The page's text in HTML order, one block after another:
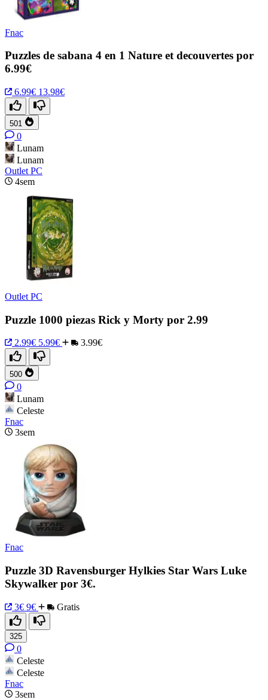
Fnac
Puzzles de sabana 4 en 1 Nature et decouvertes por
6.99€
6.99€ 13.98€
501
0
Lunam
Lunam
Outlet PC
4sem
Outlet PC
Puzzle 1000 piezas Rick y Morty por 2.99
2.99€ 5.99€ 3.99€
500
0
Lunam
Celeste
Fnac
3sem
Fnac
Puzzle 3D Ravensburger Hylkies Star Wars Luke
Skywalker por 3€.
3€ 9€ Gratis
325
0
Celeste
Celeste
Fnac
3sem